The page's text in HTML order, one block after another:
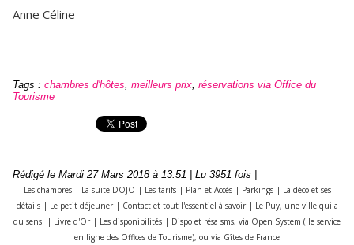
Anne Céline
Tags : chambres d'hôtes meilleurs prix réservations via Office du
Tourisme
Rédigé le Mardi 27 Mars 2018 à 13:51 | Lu 3951 fois |
Les chambres | La suite DOJO | Les tarifs | Plan et Accès | Parkings | La déco et ses
détails | Le petit déjeuner | Contact et tout l'essentiel à savoir | Le Puy, une ville qui a
du sens! | Livre d'Or | Les disponibilités | Dispo et résa sms, via Open System ( le service
en ligne des Offices de Tourisme), ou via Gîtes de France